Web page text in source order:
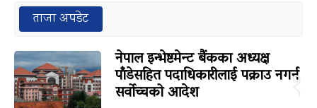
ताजा अपडेट
१
नेपाल इन्भेष्टमेन्ट बैंकका अध्यक्ष
पाँडेसहित पदाधिकारीलाई पक्राउ नगर्न
सर्वोच्चको आदेश